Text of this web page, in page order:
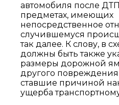
автомобиля после
предметах, имеющих
непосредственное
случившемуся
так далее. К слову, в
должны быть также
размеры дорожной
другого повреждения
ставшие причиной
ущерба